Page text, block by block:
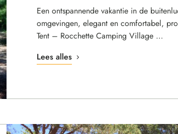
Een ontspannende vakantie in de
omgevingen, elegant en comfortabel,
Tent – Rocchette Camping Village …
Lees alles